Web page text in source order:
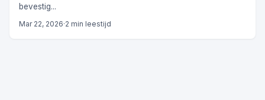
bevestig...
Mar 22, 2026·2 min leestijd